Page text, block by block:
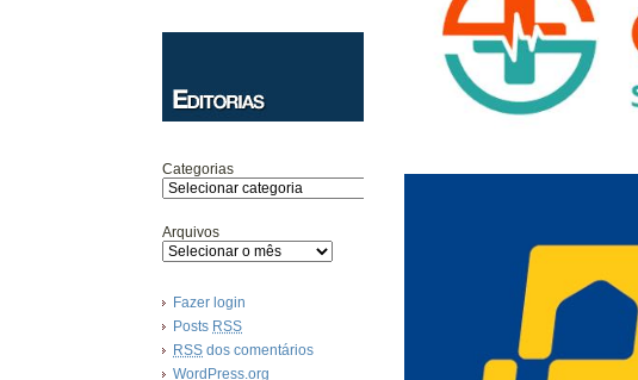
Categorias
Arquivos
Fazer login
Posts RSS
RSS dos comentários
WordPress.org